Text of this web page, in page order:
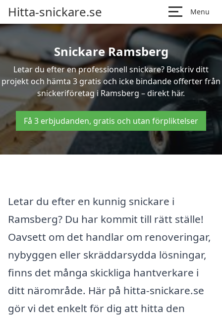
Hitta-snickare.se Menu
Snickare Ramsberg
Letar du efter en professionell snickare? Beskriv ditt
projekt och hämta 3 gratis och icke bindande offerter från
snickeriföretag i Ramsberg – direkt här.
Få 3 erbjudanden, gratis och utan förpliktelser
Letar du efter en kunnig snickare i
Ramsberg? Du har kommit till rätt ställe!
Oavsett om det handlar om renoveringar,
nybyggen eller skräddarsydda lösningar,
finns det många skickliga hantverkare i
ditt närområde. Här på hitta-snickare.se
gör vi det enkelt för dig att hitta den